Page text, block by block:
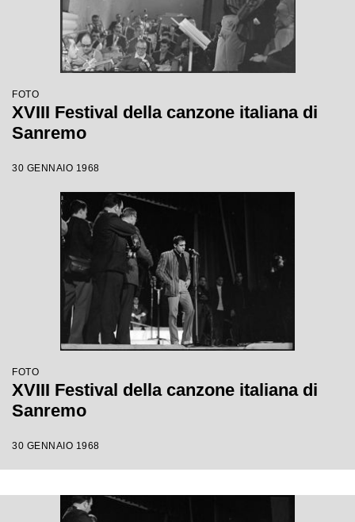
FOTO
XVIII Festival della canzone italiana di
Sanremo
30 GENNAIO 1968
FOTO
XVIII Festival della canzone italiana di
Sanremo
30 GENNAIO 1968